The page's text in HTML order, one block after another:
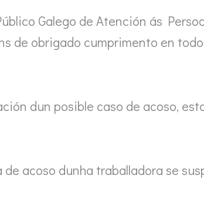
Galego de Atención ás
de obrigado cumprimento en
dun posible caso de acoso,
acoso dunha traballadora se